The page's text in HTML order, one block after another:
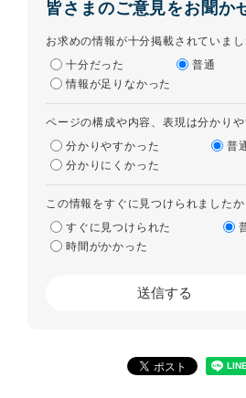
皆さまのご意見をお聞か
お求めの情報が十分掲載されていまし
十分だった
普通
情報が足りなかった
ページの構成や内容、表現は分かり
分かりやすかった
普
分かりにくかった
この情報をすぐに見つけられましたか
すぐに見つけられた
時間がかかった